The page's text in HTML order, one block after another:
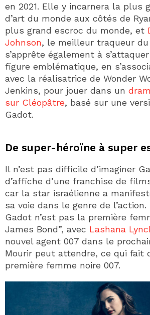
en 2021. Elle y incarnera la plus
d’art du monde aux côtés de
plus grand escroc du monde, et
Johnson, le meilleur traqueur du
s’apprête également à
figure emblématique, en
avec la réalisatrice de Wonder
Jenkins, pour jouer dans un
sur Cléopâtre, basé sur une
Gadot.
De super-héroïne à super
Il n’est pas difficile d’imaginer
d’affiche d’une franchise de
car la star israélienne a
sa voie dans le genre de l’action.
Gadot n’est pas la première
James Bond”, avec Lashana
nouvel agent 007 dans le
Mourir peut attendre, ce qui fait
première femme noire 007.